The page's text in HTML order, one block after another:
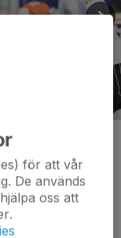
för att vår
De används
oss att